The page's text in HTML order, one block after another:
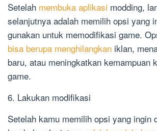
Setelah membuka aplikasi modding,
selanjutnya adalah memilih opsi yang
gunakan untuk memodifikasi game.
bisa berupa menghilangkan iklan,
baru, atau meningkatkan kemampuan
game.
6. Lakukan modifikasi
Setelah kamu memilih opsi yang ingin